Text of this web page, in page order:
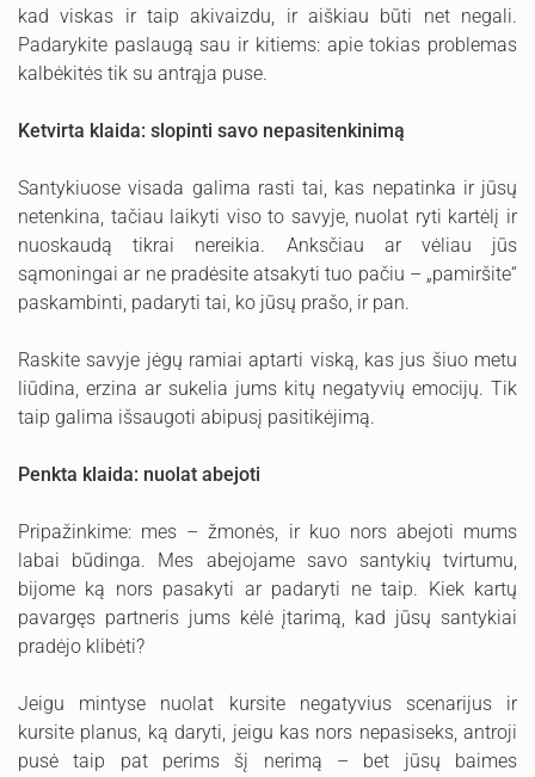
kad viskas ir taip akivaizdu, ir aiškiau būti net negali.
Padarykite paslaugą sau ir kitiems: apie tokias problemas
kalbėkitės tik su antrąja puse.
Ketvirta klaida: slopinti savo nepasitenkinimą
Santykiuose visada galima rasti tai, kas nepatinka ir jūsų
netenkina, tačiau laikyti viso to savyje, nuolat ryti kartėlį ir
nuoskaudą tikrai nereikia. Anksčiau ar vėliau jūs
sąmoningai ar ne pradėsite atsakyti tuo pačiu – „pamiršite“
paskambinti, padaryti tai, ko jūsų prašo, ir pan.
Raskite savyje jėgų ramiai aptarti viską, kas jus šiuo metu
liūdina, erzina ar sukelia jums kitų negatyvių emocijų. Tik
taip galima išsaugoti abipusį pasitikėjimą.
Penkta klaida: nuolat abejoti
Pripažinkime: mes – žmonės, ir kuo nors abejoti mums
labai būdinga. Mes abejojame savo santykių tvirtumu,
bijome ką nors pasakyti ar padaryti ne taip. Kiek kartų
pavargęs partneris jums kėlė įtarimą, kad jūsų santykiai
pradėjo klibėti?
Jeigu mintyse nuolat kursite negatyvius scenarijus ir
kursite planus, ką daryti, jeigu kas nors nepasiseks, antroji
pusė taip pat perims šį nerimą – bet jūsų baimes